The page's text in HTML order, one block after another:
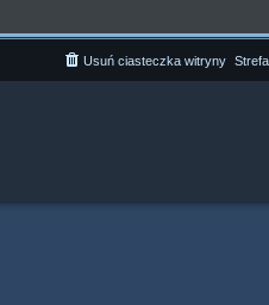
Usuń ciasteczka witryny